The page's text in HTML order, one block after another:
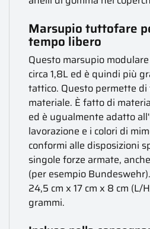
Marsupio tuttofare
tempo libero
Questo marsupio
circa 1,8L ed è quindi più
tattico. Questo permette
materiale. È fatto di
ed è ugualmente adatto
lavorazione e i colori di
conformi alle disposizioni
singole forze armate,
(per esempio
24,5 cm x 17 cm x 8 cm (L/
grammi.